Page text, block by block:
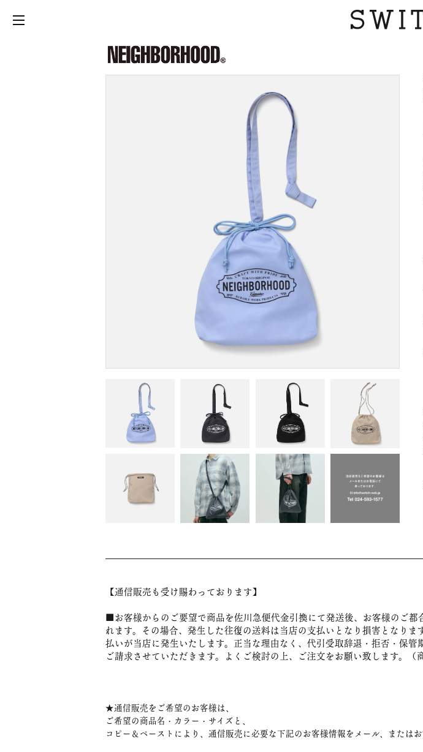
【通信販売も受け賜わっております】
■お客様からのご要望で商品を佐川急便代金引換にて発送後、お客様のご
れます。その場合、発生した往復の送料は当店の支払いとなり損害となり
払いが当店に発生いたします。正当な理由なく、代引受取辞退・拒否・保
ご請求させていただきます。よくご検討の上、ご注文をお願い致します。（
★通信販売をご希望のお客様は、
ご希望の商品名・カラー・サイズと、
コピー＆ペーストにより、通信販売に必要な下記のお客様情報をメール、または